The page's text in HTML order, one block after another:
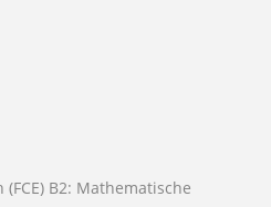
B2: Mathematische